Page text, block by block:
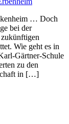
… Doch
bei der
Wie geht es in
Gärtner-Schule
zu den
in […]